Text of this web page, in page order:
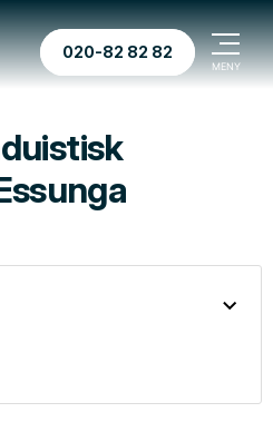
020-82 82 82